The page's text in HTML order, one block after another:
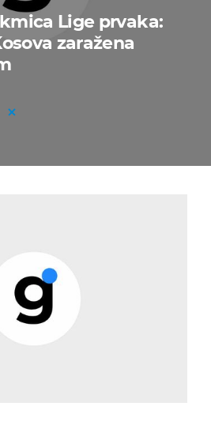
Lige prvaka:
zaražena